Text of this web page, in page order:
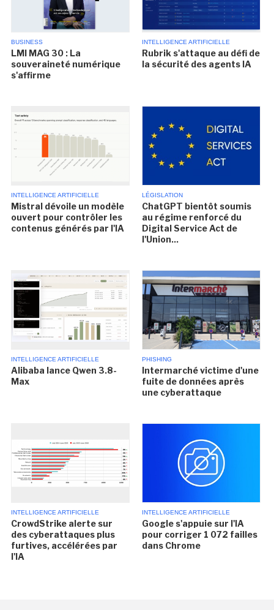
BUSINESS
LMI MAG 30 : La
souveraineté numérique
s'affirme
INTELLIGENCE ARTIFICIELLE
Rubrik s'attaque au défi de
la sécurité des agents IA
INTELLIGENCE ARTIFICIELLE
Mistral dévoile un modèle
ouvert pour contrôler les
contenus générés par l'IA
LÉGISLATION
ChatGPT bientôt soumis
au régime renforcé du
Digital Service Act de
l'Union...
INTELLIGENCE ARTIFICIELLE
Alibaba lance Qwen 3.8-
Max
PHISHING
Intermarché victime d'une
fuite de données après
une cyberattaque
INTELLIGENCE ARTIFICIELLE
CrowdStrike alerte sur
des cyberattaques plus
furtives, accélérées par
l'IA
INTELLIGENCE ARTIFICIELLE
Google s'appuie sur l'IA
pour corriger 1 072 failles
dans Chrome